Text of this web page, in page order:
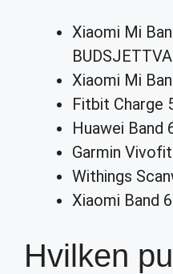
Xiaomi Mi
Xiaomi Mi
Fitbit Charge
Huawei Band
Garmin
Withings
Xiaomi Band
Hvilken